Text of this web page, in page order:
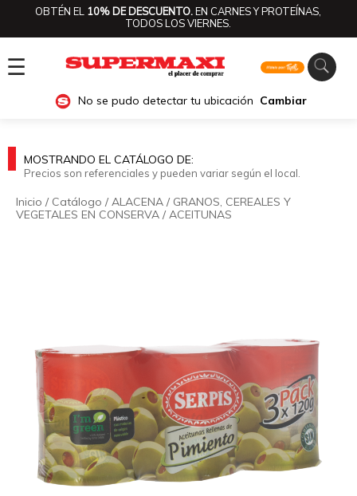
OBTÉN EL 10% DE DESCUENTO.EN CARNES Y PROTEÍNAS,
TODOS LOS VIERNES.
☰
No se pudo detectar tu ubicación Cambiar
MOSTRANDO EL CATÁLOGO DE:
Precios son referenciales y pueden variar según el local.
Inicio / Catálogo /ALACENA / GRANOS, CEREALES Y
VEGETALES EN CONSERVA /ACEITUNAS